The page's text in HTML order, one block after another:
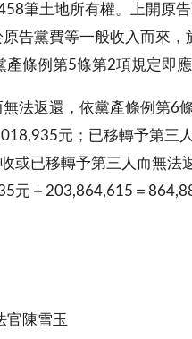
筆土地所有權。上開原
告黨費等一般收入而來，
條例第5條第2項規定即應
法返還，依黨產條例第6
元；已移轉予第三
或已移轉予第三人而無法
元＋203,864,615＝
官陳雪玉